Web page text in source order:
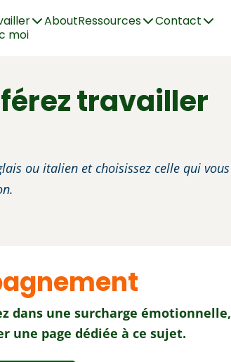
moi
AboutRessources Contact
travailler
ou italien et choisissez celle qui vous
dans une surcharge émotionnelle,
une page dédiée à ce sujet.